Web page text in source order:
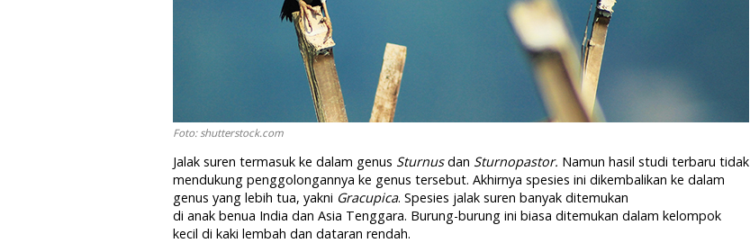
Foto: shutterstock.com
Jalak suren termasuk ke dalam genus Sturnusdan Sturnopastor. Namun hasil studi terbaru tidak
mendukung penggolongannya ke genus tersebut. Akhirnya spesies ini dikembalikan ke dalam
genus yang lebih tua, yakni Gracupica. Spesies jalak suren banyak ditemukan
di anak benua India dan Asia Tenggara. Burung-burung ini biasa ditemukan dalam kelompok
kecil di kaki lembah dan dataran rendah.